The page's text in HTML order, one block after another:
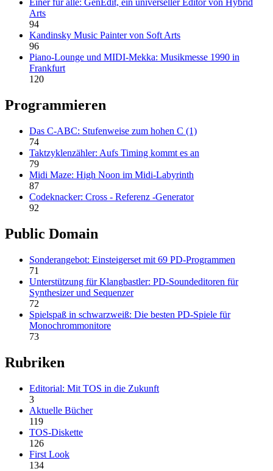
Einer für alle: GenEdit, ein universeller Editor von Hybrid
Arts
94
Kandinsky Music Painter von Soft Arts
96
Piano-Lounge und MIDI-Mekka: Musikmesse 1990 in
Frankfurt
120
Programmieren
Das C-ABC: Stufenweise zum hohen C (1)
74
Taktzyklenzähler: Aufs Timing kommt es an
79
Midi Maze: High Noon im Midi-Labyrinth
87
Codeknacker: Cross - Referenz -Generator
92
Public Domain
Sonderangebot: Einsteigerset mit 69 PD-Programmen
71
Unterstützung für Klangbastler: PD-Soundeditoren für
Synthesizer und Sequenzer
72
Spielspaß in schwarzweiß: Die besten PD-Spiele für
Monochrommonitore
73
Rubriken
Editorial: Mit TOS in die Zukunft
3
Aktuelle Bücher
119
TOS-Diskette
126
First Look
134